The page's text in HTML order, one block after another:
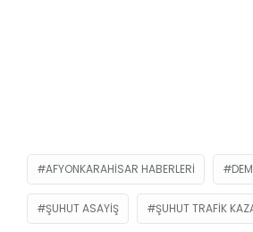
AFYONKARAHISAR HABERLERI
ŞUHUT ASAYIŞ ŞUHUT TRAFIK